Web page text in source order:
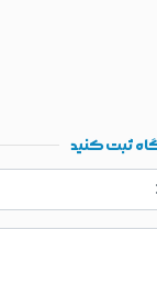
ثبت کنید